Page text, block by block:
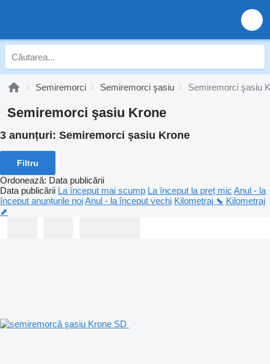
Semiremorci Semiremorci şasiu Semiremorci şasiu
Semiremorci şasiu Krone
3 anunțuri: Semiremorci şasiu Krone
Filtru
Ordonează: Data publicării
Data publicării La început mai scump La început la preț mic Anul - la
început anunțurile noiAnul - la început vechi Kilometraj ⬊ Kilometraj
⬈